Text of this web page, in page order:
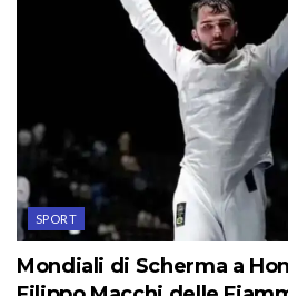
SPORT
Mondiali di Scherma a